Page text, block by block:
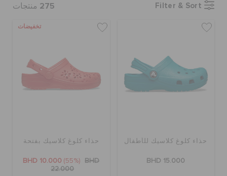
للرجال
جيبيتز تشارمز
Filter & Sort
275 منتجات
حذاء كلوغ كلاسيك للأطفال
BHD 15.000
تخفيضات
حذاء كلوغ كلاسيك بفتحة
BHD 10.000 (55%)
BHD
22.000